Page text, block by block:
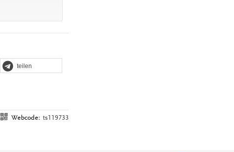
teilen
Webcode: ts119733